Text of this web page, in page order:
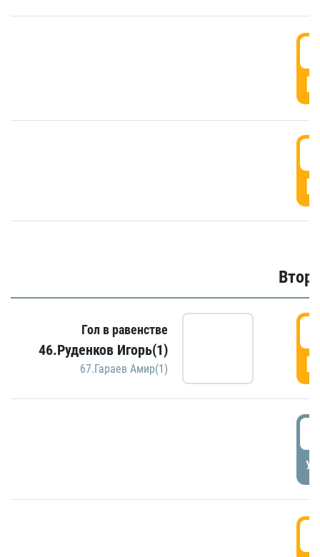
Гол в равенстве
46.Руденков Игорь(1)
67.Гараев Амир(1)